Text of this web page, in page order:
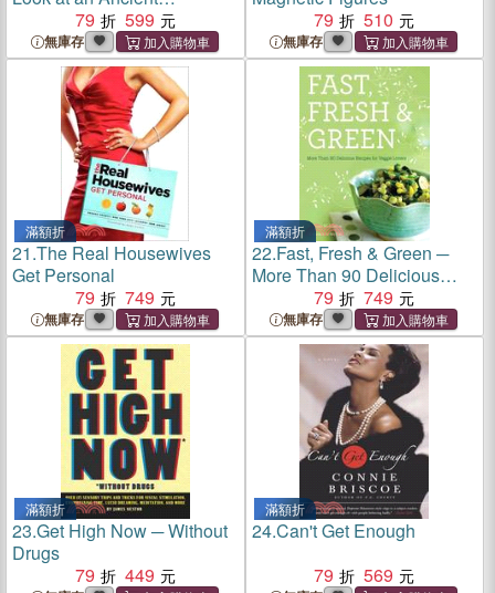
Beverage
79 599
無庫存
79
510
無庫存
滿額折
21.The Real Housewives
Get Personal
79
749
無庫存
滿額折
22.Fast, Fresh & Green ─
More Than 90 Delicious
Recipes for Veggie Lovers
79 749
無庫存
滿額折
23.Get High Now ─ Without
Drugs
79
449
滿額折
24.Can't Get Enough
79
569